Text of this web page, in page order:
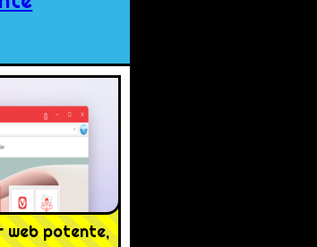
web potente,